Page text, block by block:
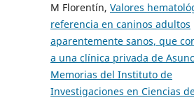
M Florentín, Valores
referencia en caninos adultos
aparentemente sanos, que
a una clínica privada de
Memorias del Instituto de
Investigaciones en Ciencias